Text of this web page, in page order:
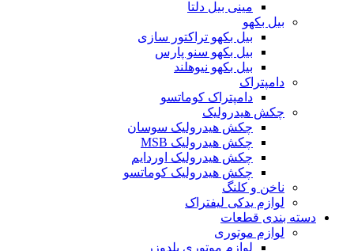
مینی بیل دلتا
بیل بکهو
بیل بکهو تراکتور سازی
بیل بکهو سنو پارس
بیل بکهو نیوهلند
دامپتراک
دامپتراک کوماتسو
چکش هیدرولیک
چکش هیدرولیک سوسان
چکش هیدرولیک MSB
چکش هیدرولیک اوردایم
چکش هیدرولیک کوماتسو
ناخن و کلنگ
لوازم یدکی لیفتراک
دسته بندی قطعات
لوازم موتوری
لوازم موتوری بلدوزر